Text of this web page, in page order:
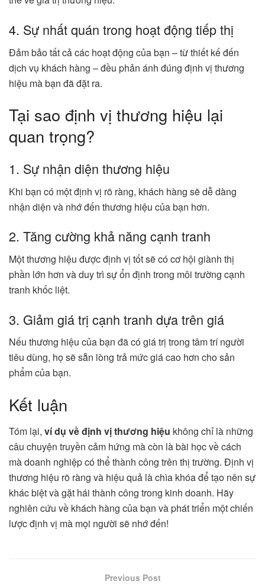
4. Sự nhất quán trong hoạt động tiếp thị
Đảm bảo tất cả các hoạt động của bạn – từ thiết kế đến
dịch vụ khách hàng – đều phản ánh đúng định vị thương
hiệu mà bạn đã đặt ra.
Tại sao định vị thương hiệu lại
quan trọng?
1. Sự nhận diện thương hiệu
Khi bạn có một định vị rõ ràng, khách hàng sẽ dễ dàng
nhận diện và nhớ đến thương hiệu của bạn hơn.
2. Tăng cường khả năng cạnh tranh
Một thương hiệu được định vị tốt sẽ có cơ hội giành thị
phần lớn hơn và duy trì sự ổn định trong môi trường cạnh
tranh khốc liệt.
3. Giảm giá trị cạnh tranh dựa trên giá
Nếu thương hiệu của bạn đã có giá trị trong tâm trí người
tiêu dùng, họ sẽ sẵn lòng trả mức giá cao hơn cho sản
phẩm của bạn.
Kết luận
Tóm lại, ví dụ về định vị thương hiệu không chỉ là những
câu chuyện truyền cảm hứng mà còn là bài học về cách
mà doanh nghiệp có thể thành công trên thị trường. Định vị
thương hiệu rõ ràng và hiệu quả là chìa khóa để tạo nên sự
khác biệt và gặt hái thành công trong kinh doanh. Hãy
nghiên cứu về khách hàng của bạn và phát triển một chiến
lược định vị mà mọi người sẽ nhớ đến!
Previous Post